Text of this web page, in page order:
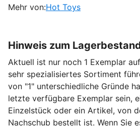
Mehr von:Hot Toys
Hinweis zum
Aktuell ist nur noch 1 Exemplar
sehr spezialisiertes Sortiment
von "1" unterschiedliche Gründe
letzte verfügbare Exemplar sein,
Einzelstück oder ein Artikel, von
Nachschub bestellt ist. Wenn Sie